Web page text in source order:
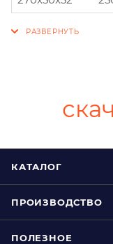
КАТАЛОГ
ПРОИЗВОДСТВО
ПОЛЕЗНОЕ